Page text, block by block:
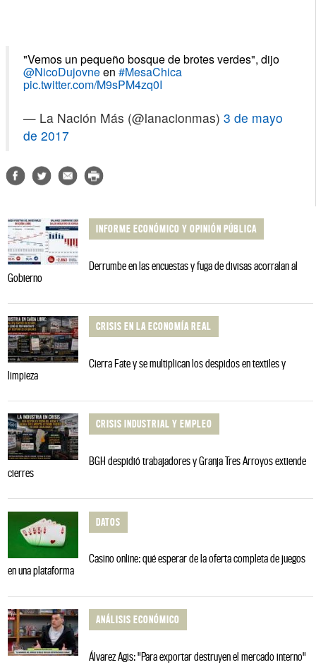
"Vemos un pequeño bosque de brotes verdes", dijo
@NicoDujovneen #MesaChica
pic.twitter.com/M9sPM4zq0I
— La Nación Más (@lanacionmas) 3 de mayo
de 2017
INFORME ECONÓMICO Y OPINIÓN PÚBLICA
Derrumbe en las encuestas y fuga de divisas acorralan al
Gobierno
CRISIS EN LA ECONOMÍA REAL
Cierra Fate y se multiplican los despidos en textiles y
limpieza
CRISIS INDUSTRIAL Y EMPLEO
BGH despidió trabajadores y Granja Tres Arroyos extiende
cierres
DATOS
Casino online: qué esperar de la oferta completa de juegos
en una plataforma
ANÁLISIS ECONÓMICO
Álvarez Agis: "Para exportar destruyen el mercado interno"